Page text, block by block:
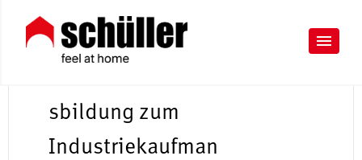
sbildung zum
Industriekaufman